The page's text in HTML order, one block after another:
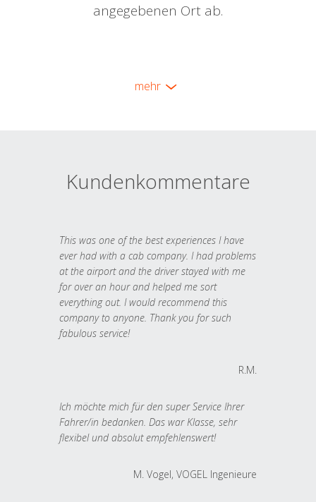
angegebenen Ort ab.
mehr
Kundenkommentare
This was one of the best experiences I have
ever had with a cab company. I had problems
at the airport and the driver stayed with me
for over an hour and helped me sort
everything out. I would recommend this
company to anyone. Thank you for such
fabulous service!
R.M.
Ich möchte mich für den super Service Ihrer
Fahrer/in bedanken. Das war Klasse, sehr
flexibel und absolut empfehlenswert!
M. Vogel, VOGEL Ingenieure